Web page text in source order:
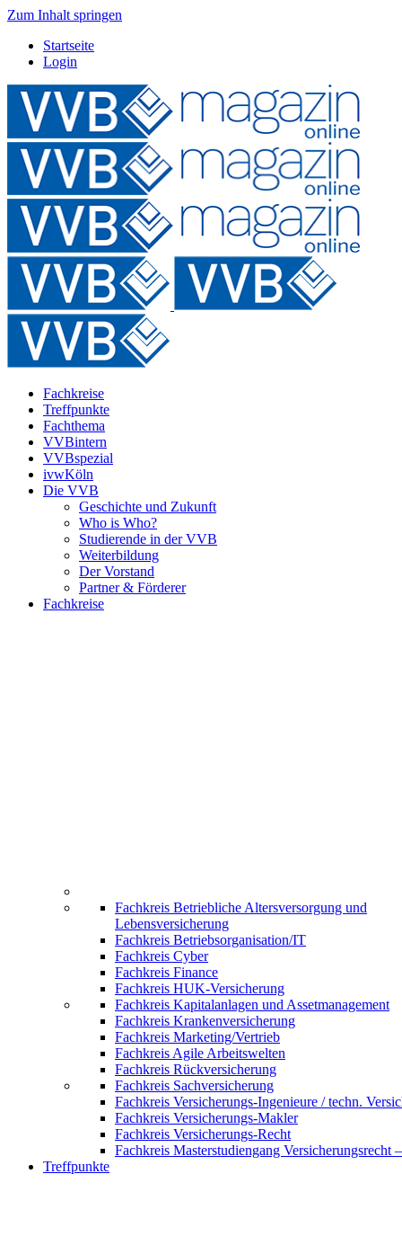
Zum Inhalt springen
Startseite
Login
Fachkreise
Treffpunkte
Fachthema
VVBintern
VVBspezial
ivwKöln
Die VVB
Geschichte und Zukunft
Who is Who?
Studierende in der VVB
Weiterbildung
Der Vorstand
Partner & Förderer
Fachkreise
Fachkreis Betriebliche Altersversorgung und
Lebensversicherung
Fachkreis Betriebsorganisation/IT
Fachkreis Cyber
Fachkreis Finance
Fachkreis HUK-Versicherung
Fachkreis Kapitalanlagen und Assetmanagement
Fachkreis Krankenversicherung
Fachkreis Marketing/Vertrieb
Fachkreis Agile Arbeitswelten
Fachkreis Rückversicherung
Fachkreis Sachversicherung
Fachkreis Versicherungs-Ingenieure / techn.
Fachkreis Versicherungs-Makler
Fachkreis Versicherungs-Recht
Fachkreis Masterstudiengang Versicherungsrecht
Treffpunkte